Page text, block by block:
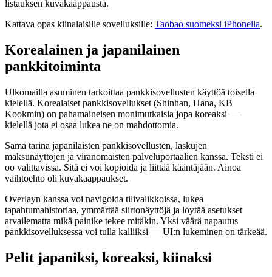
listauksen kuvakaappausta.
Kattava opas kiinalaisille sovelluksille: Taobao suomeksi iPhonella.
Korealainen ja japanilainen
pankkitoiminta
Ulkomailla asuminen tarkoittaa pankkisovellusten käyttöä toisella
kielellä. Korealaiset pankkisovellukset (Shinhan, Hana, KB
Kookmin) on pahamaineisen monimutkaisia jopa koreaksi —
kielellä jota ei osaa lukea ne on mahdottomia.
Sama tarina japanilaisten pankkisovellusten, laskujen
maksunäyttöjen ja viranomaisten palveluportaalien kanssa. Teksti ei
oo valittavissa. Sitä ei voi kopioida ja liittää kääntäjään. Ainoa
vaihtoehto oli kuvakaappaukset.
Overlayn kanssa voi navigoida tilivalikkoissa, lukea
tapahtumahistoriaa, ymmärtää siirtonäyttöjä ja löytää asetukset
arvailematta mikä painike tekee mitäkin. Yksi väärä napautus
pankkisovelluksessa voi tulla kalliiksi — UI:n lukeminen on tärkeää.
Pelit japaniksi, koreaksi, kiinaksi